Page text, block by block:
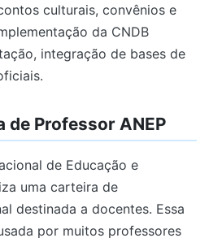
culturais, convênios e
da CNDB
integração de bases de
de Professor ANEP
de Educação e
uma carteira de
destinada a docentes. Essa
por muitos professores